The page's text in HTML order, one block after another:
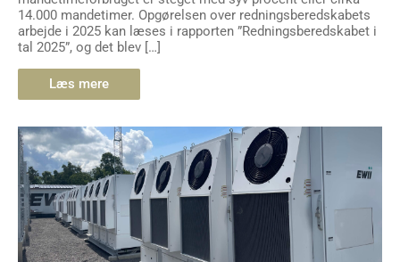
14.000 mandetimer. Opgørelsen over redningsberedskabets
arbejde i 2025 kan læses i rapporten ”Redningsberedskabet i
tal 2025”, og det blev […]
Læs mere